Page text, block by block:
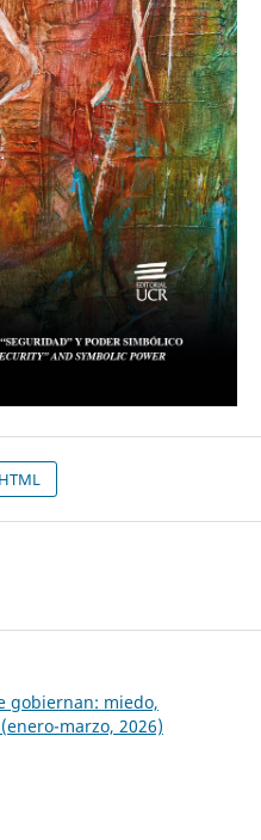
HTML
gobiernan: miedo,
marzo, 2026)